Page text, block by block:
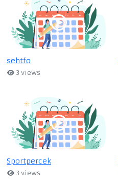
sehtfo
3 views
Sportpercek
3 views